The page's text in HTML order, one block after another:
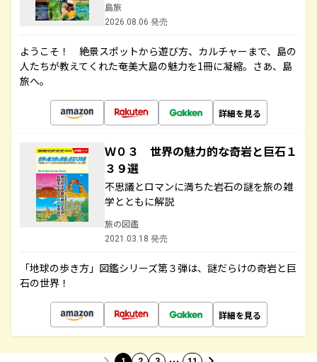
島旅
2026.08.06 発売
ようこそ！ 絶景スポットから遊び方、カルチャーまで、島の
人たちが教えてくれた奄美大島の魅力を1冊に凝縮。さあ、島
旅へ。
詳細を見る
Ｗ０３ 世界の魅力的な奇岩と巨石１
３９選
不思議とロマンに満ちた岩石の謎を旅の雑
学とともに解説
旅の図鑑
2021.03.18 発売
「地球の歩き方」図鑑シリーズ第３弾は、謎だらけの奇岩と巨
石の世界！
詳細を見る
…